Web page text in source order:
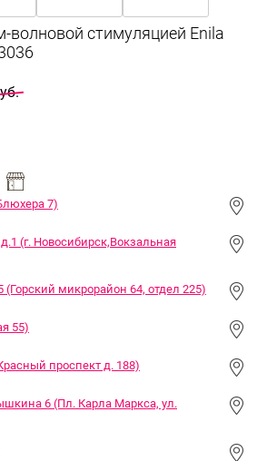
7)
(г. Новосибирск,Вокзальная
(Горский микрорайон 64, отдел 225)
55)
проспект д. 188)
6 (Пл. Карла Маркса, ул.